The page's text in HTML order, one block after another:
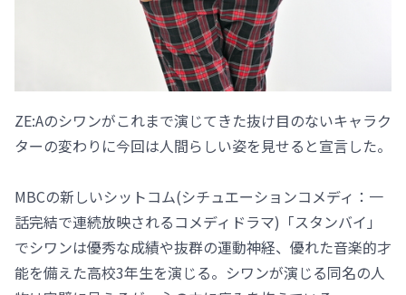
ZE:Aのシワンがこれまで演じてきた抜け目のないキャラク
ターの変わりに今回は人間らしい姿を見せると宣言した。
MBCの新しいシットコム(シチュエーションコメディ：一
話完結で連続放映されるコメディドラマ)「スタンバイ」
でシワンは優秀な成績や抜群の運動神経、優れた音楽的才
能を備えた高校3年生を演じる。シワンが演じる同名の人